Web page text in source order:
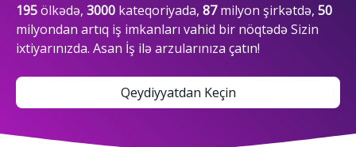
195ölkədə, 3000 kateqoriyada, 87milyon şirkətdə, 50
milyondan artıq iş imkanları vahid bir nöqtədə Sizin
ixtiyarınızda. Asan İş ilə arzularınıza çatın!
Qeydiyyatdan Keçin